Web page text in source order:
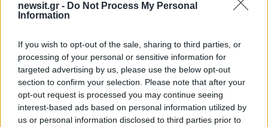
newsit.gr - Do Not Process My Personal
Information
If you wish to opt-out of the sale, sharing to third parties, or
processing of your personal or sensitive information for
targeted advertising by us, please use the below opt-out
section to confirm your selection. Please note that after your
opt-out request is processed you may continue seeing
interest-based ads based on personal information utilized by
us or personal information disclosed to third parties prior to